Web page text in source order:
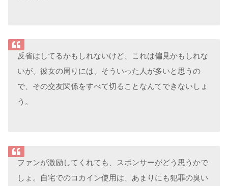
反省はしてるかもしれないけど、これは偏見かもしれな
いが、彼女の周りには、そういった人が多いと思うの
で、その交友関係をすべて切ることなんてできないしょ
う。
ファンが激励してくれても、スポンサーがどう思うかで
しょ。自宅でのコカイン使用は、あまりにも犯罪の臭い